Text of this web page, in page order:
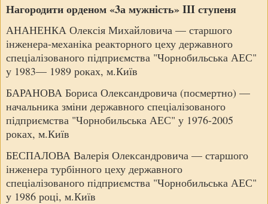
Нагородити орденом «3а мужність» III ступеня
АНАНЕНКА Олексія Михайловича — старшого
інженера-механіка реакторного цеху державного
спеціалізованого підприємства "Чорнобильська АЕС"
у 1983— 1989 роках, м.Київ
БАРАНОВА Бориса Олександровича (посмертно) —
начальника зміни державного спеціалізованого
підприємства "Чорнобильська АЕС" у 1976-2005
роках, м.Київ
БЕСПАЛОВА Валерія Олександровича — старшого
інженера турбінного цеху державного
спеціалізованого підприємства "Чорнобильська АЕС"
у 1986 році, м.Київ